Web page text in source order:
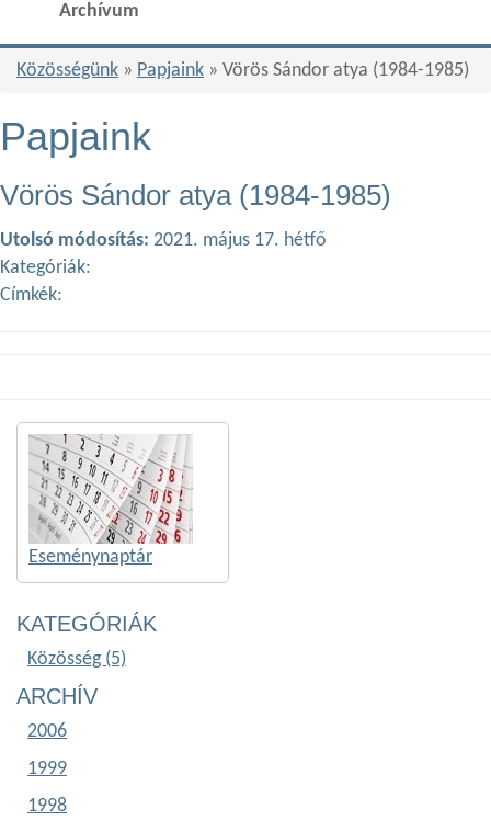
Archívum
Közösségünk » Papjaink » Vörös Sándor atya (1984-1985)
Papjaink
Vörös Sándor atya (1984-1985)
Utolsó módosítás: 2021. május 17. hétfő
Kategóriák:
Címkék:
Eseménynaptár
KATEGÓRIÁK
Közösség (5)
ARCHÍV
2006
1999
1998